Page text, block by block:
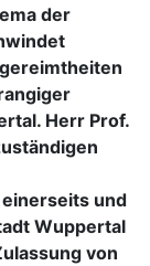
der
Herr Prof.
und
Wuppertal
von